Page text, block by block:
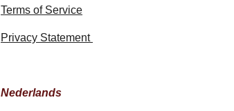
Terms of Service
Privacy Statement
Nederlands